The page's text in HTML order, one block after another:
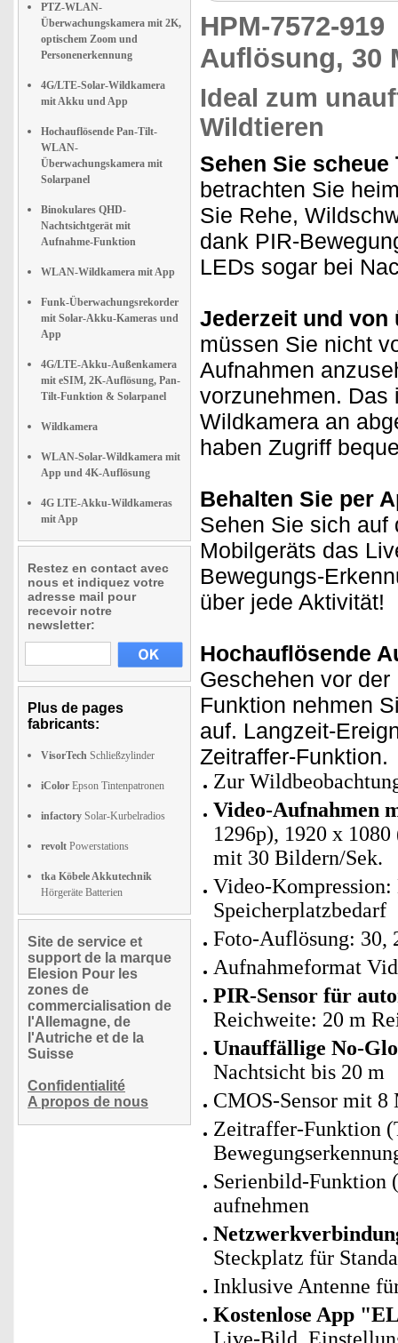
PTZ-WLAN-
Überwachungskamera mit 2K,
optischem Zoom und
Personenerkennung
4G/LTE-Solar-Wildkamera
mit Akku und App
Hochauflösende Pan-Tilt-
WLAN-
Überwachungskamera mit
Solarpanel
Binokulares QHD-
Nachtsichtgerät mit
Aufnahme-Funktion
WLAN-Wildkamera mit App
Funk-Überwachungsrekorder
mit Solar-Akku-Kameras und
App
4G/LTE-Akku-Außenkamera
mit eSIM, 2K-Auflösung, Pan-
Tilt-Funktion & Solarpanel
Wildkamera
WLAN-Solar-Wildkamera mit
App und 4K-Auflösung
4G LTE-Akku-Wildkameras
mit App
Restez en contact avec
nous et indiquez votre
adresse mail pour
recevoir notre
newsletter:
Plus de pages
fabricants:
VisorTech Schließzylinder
iColor Epson Tintenpatronen
infactory Solar-Kurbelradios
revolt Powerstations
tka Köbele Akkutechnik
Hörgeräte Batterien
Site de service et
support de la marque
Elesion Pour les
zones de
commercialisation de
l'Allemagne, de
l'Autriche et de la
Suisse
Confidentialité
A propos de nous
HPM-7572-
Auflösung, 30
Ideal zum
Wildtieren
Sehen Sie
betrachten Sie
Sie Rehe,
dank PIR-
LEDs sogar bei
Jederzeit und von
müssen Sie nicht
Aufnahmen
vorzunehmen. Das
Wildkamera an
haben Zugriff
Behalten Sie per
Sehen Sie sich auf
Mobilgeräts das
Bewegungs-
über jede Aktivität!
Hochauflösende
Geschehen vor
Funktion nehmen
auf. Langzeit-
Zeitraffer-Funktion.
Zur
Video-Aufnahmen
1296p), 1920 x
mit 30 Bildern/Sek.
Video-
Speicherplatzbedarf
Foto-Auflösung: 30,
Aufnahmeformat
PIR-Sensor für
Reichweite: 20 m
Unauffällige No-
Nachtsicht bis 20 m
CMOS-Sensor mit 8
Zeitraffer-Funktion
Serienbild-Funktion
aufnehmen
Steckplatz für
Inklusive Antenne
Kostenlose App